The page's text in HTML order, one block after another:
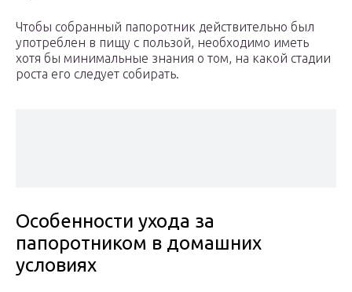
Чтобы собранный папоротник действительно был
употреблен в пищу с пользой, необходимо иметь
хотя бы минимальные знания о том, на какой стадии
роста его следует собирать.
Особенности ухода за
папоротником в домашних
условиях